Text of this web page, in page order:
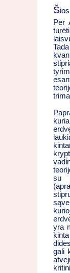
Š
Per
su
yra
gali